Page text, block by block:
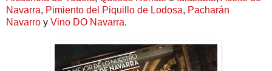
Navarra, Pimiento del Piquillo de Lodosa, Pacharán
Navarro y Vino DO Navarra.